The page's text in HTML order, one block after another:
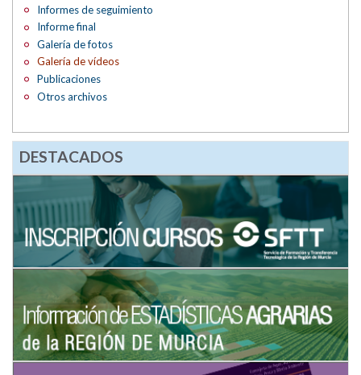
Informes de seguimiento
Informe final
Galería de fotos
Galería de vídeos
Publicaciones
Otros archivos
DESTACADOS